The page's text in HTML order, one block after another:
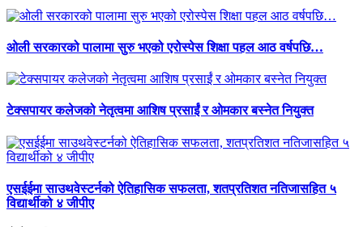
ओली सरकारको पालामा सुरु भएको एरोस्पेस शिक्षा पहल आठ वर्षपछि…
टेक्सपायर कलेजको नेतृत्वमा आशिष प्रसाईं र ओमकार बस्नेत नियुक्त
एसईईमा साउथवेस्टर्नको ऐतिहासिक सफलता, शतप्रतिशत नतिजासहित ५
विद्यार्थीको ४ जीपीए